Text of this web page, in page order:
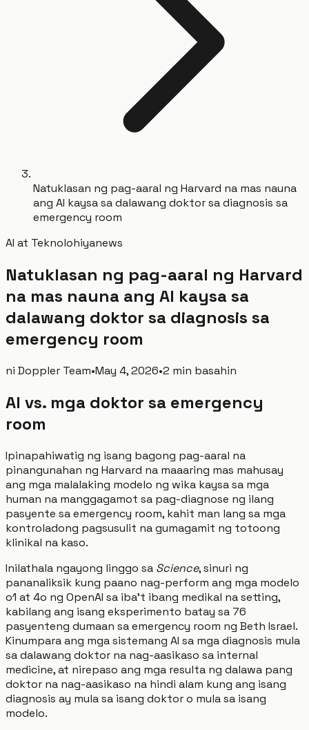
Natuklasan ng pag-aaral ng Harvard na mas nauna
ang AI kaysa sa dalawang doktor sa diagnosis sa
emergency room
AI at Teknolohiyanews
Natuklasan ng pag-aaral ng Harvard
na mas nauna ang AI kaysa sa
dalawang doktor sa diagnosis sa
emergency room
ni Doppler Team•May 4, 2026•2 min basahin
AI vs. mga doktor sa emergency
room
Ipinapahiwatig ng isang bagong pag-aaral na
pinangunahan ng Harvard na maaaring mas mahusay
ang mga malalaking modelo ng wika kaysa sa mga
human na manggagamot sa pag-diagnose ng ilang
pasyente sa emergency room, kahit man lang sa mga
kontroladong pagsusulit na gumagamit ng totoong
klinikal na kaso.
Inilathala ngayong linggo sa Science, sinuri ng
pananaliksik kung paano nag-perform ang mga modelo
o1 at 4o ng OpenAI sa iba’t ibang medikal na setting,
kabilang ang isang eksperimento batay sa 76
pasyenteng dumaan sa emergency room ng Beth Israel.
Kinumpara ang mga sistemang AI sa mga diagnosis mula
sa dalawang doktor na nag-aasikaso sa internal
medicine, at nirepaso ang mga resulta ng dalawa pang
doktor na nag-aasikaso na hindi alam kung ang isang
diagnosis ay mula sa isang doktor o mula sa isang
modelo.